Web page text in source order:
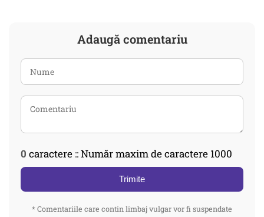
Adaugă comentariu
0 caractere :: Număr maxim de caractere 1000
Trimite
* Comentariile care contin limbaj vulgar vor fi suspendate